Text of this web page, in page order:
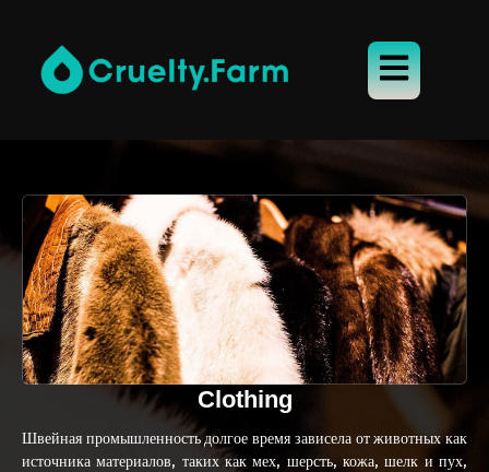
Clothing
Швейная промышленность долгое время зависела от животных как
источника материалов, таких как мех, шерсть, кожа, шелк и пух,